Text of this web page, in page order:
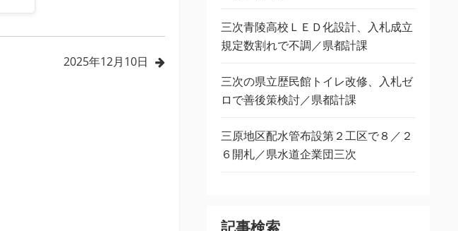
2025年12月10日
三次青陵高校ＬＥＤ化設計、入札成立
規定数割れで不調／県都計課
三次の県立歴民館トイレ改修、入札ゼ
ロで善後策検討／県都計課
三原地区配水管布設第２工区で８／２
６開札／県水道企業団三次
記事検索